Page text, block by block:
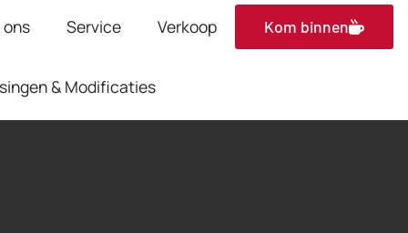
ons Service Verkoop Kom binnen
& Modificaties